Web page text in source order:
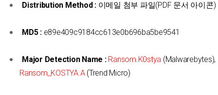
Distribution Method :이메일 첨부 파일(PDF 문서 아이콘)
MD5 :e89e409c9184cc613e0b696ba5be9541
Major Detection Name : Ransom.K0stya (Malwarebytes),
Ransom_KOSTYA.A(Trend Micro)